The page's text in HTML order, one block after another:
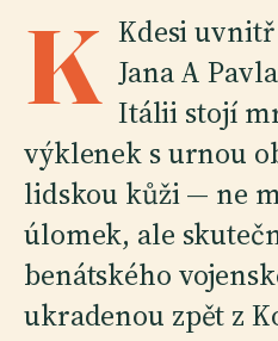
K Kdesi
Jana A
Itálii stojí
výklenek s urnou
lidskou kůži — ne
úlomek, ale
benátského
ukradenou zpět z